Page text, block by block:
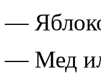
—
— Мед